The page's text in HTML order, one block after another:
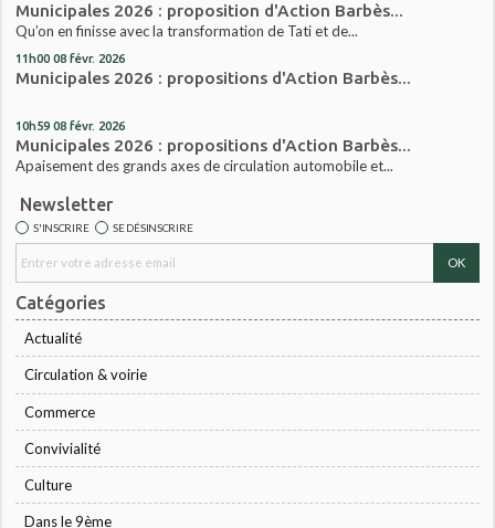
Municipales 2026 : proposition d'Action Barbès...
Qu’on en finisse avec la transformation de Tati et de...
11h00 08 févr. 2026
Municipales 2026 : propositions d'Action Barbès...
10h59 08 févr. 2026
Municipales 2026 : propositions d'Action Barbès...
Apaisement des grands axes de circulation automobile et...
Newsletter
S'INSCRIRE SE DÉSINSCRIRE
Catégories
Actualité
Circulation & voirie
Commerce
Convivialité
Culture
Dans le 9ème